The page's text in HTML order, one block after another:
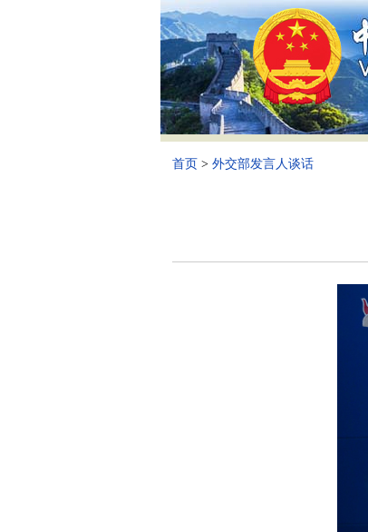
首页 > 外交部发言人谈话